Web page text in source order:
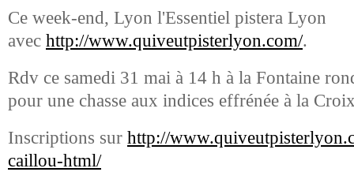
Ce week-end, Lyon l'Essentiel pistera Lyon
avec http://www.quiveutpisterlyon.com/.
Rdv ce samedi 31 mai à 14 h à la Fontaine
pour une chasse aux indices effrénée à la
Inscriptions sur http://
caillou-html/